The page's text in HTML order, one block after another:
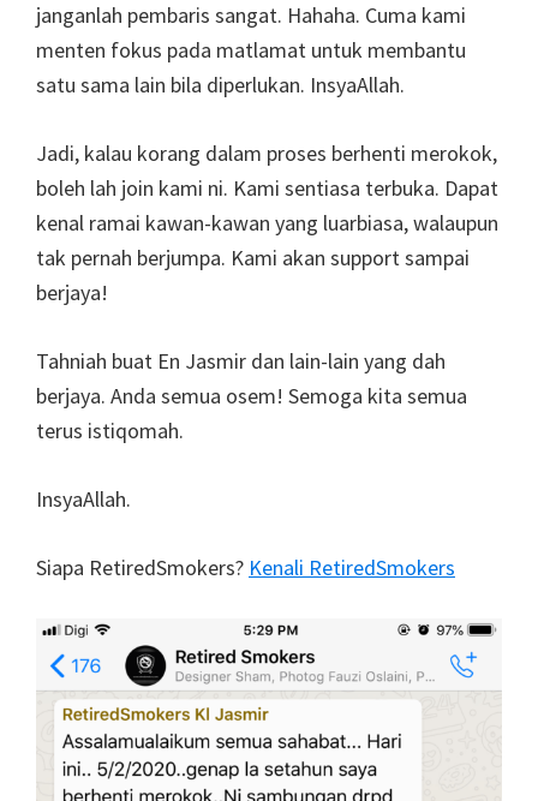
janganlah pembaris sangat. Hahaha. Cuma kami
menten fokus pada matlamat untuk membantu
satu sama lain bila diperlukan. InsyaAllah.
Jadi, kalau korang dalam proses berhenti merokok,
boleh lah join kami ni. Kami sentiasa terbuka. Dapat
kenal ramai kawan-kawan yang luarbiasa, walaupun
tak pernah berjumpa. Kami akan support sampai
berjaya!
Tahniah buat En Jasmir dan lain-lain yang dah
berjaya. Anda semua osem! Semoga kita semua
terus istiqomah.
InsyaAllah.
Siapa RetiredSmokers? Kenali RetiredSmokers